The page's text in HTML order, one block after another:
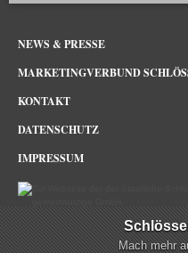
NEWS & PRESSE
MARKETINGVERBUND
KONTAKT
DATENSCHUTZ
IMPRESSUM
Schlösserland Sachsen im
Mach mehr